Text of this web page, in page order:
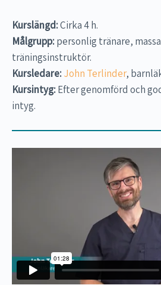
Kurslängd:Cirka 4 h.
Målgrupp:personlig tränare,
träningsinstruktör.
Kursledare:John Terlinder,
Kursintyg:Efter genomförd och
intyg.